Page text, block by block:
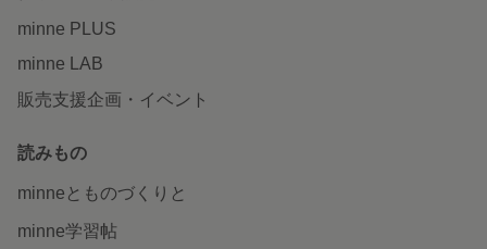
minne PLUS
minne LAB
販売支援企画・イベント
読みもの
minneとものづくりと
minne学習帖